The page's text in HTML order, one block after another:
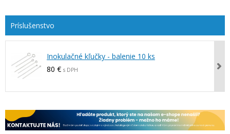
Inokulačné kľučky - balenie 10 ks
80 € s DPH